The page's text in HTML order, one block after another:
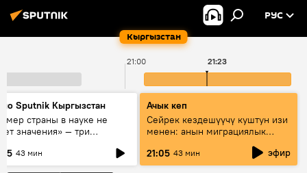
Кыргызстан
РУС
21:00 21:23
Sputnik Кыргызстан
страны в науке не
значения» — три
и Кыргызстана в
и исследованиях
43 мин
Ачык кеп
Сейрек кездешүүчү куштун изи
менен: анын миграциялык
жолу эмнеден кабар берет?
21:05 43 мин эфир